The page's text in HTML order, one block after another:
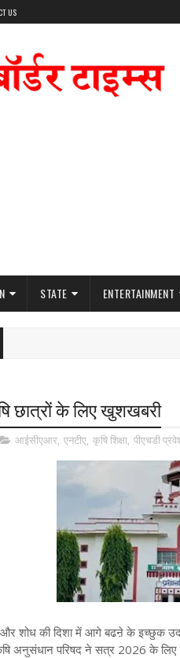
US
STATE ENTERTAINMENT
छात्रों के लिए खुशखबरी
आईसीएआर, एनटीए, कृषि शिक्षा, पीएचडी
और शोध की दिशा में आगे बढऩे के इच्छुक
अनुसंधान परिषद ने सत्र 2026 के